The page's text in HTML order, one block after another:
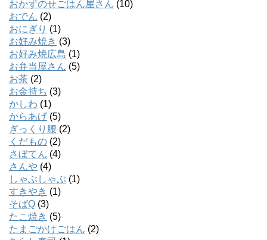
おかずのせごはん屋さん (10)
おでん (2)
おにぎり (1)
お好み焼き (3)
お好み焼広島 (1)
お弁当屋さん (5)
お茶 (2)
お金持ち (3)
かしわ (1)
からあげ (5)
ぎっくり腰 (2)
くだもの (2)
さぼてん (4)
さんや (4)
しゃぶしゃぶ (1)
すきやき (1)
そばQ (3)
たこ焼き (5)
たまごかけごはん (2)